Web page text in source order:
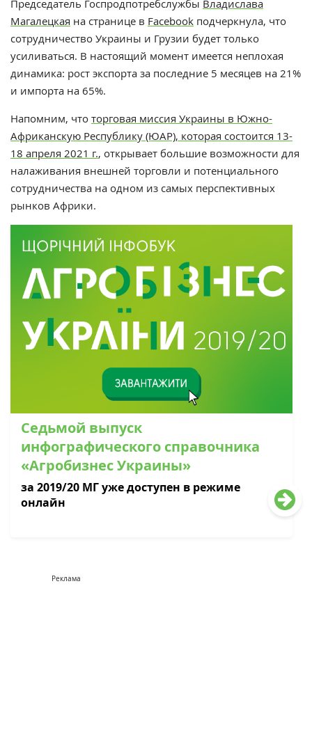
Председатель Госпродпотребслужбы Владислава
Магалецкая на странице в Facebook подчеркнула, что
сотрудничество Украины и Грузии будет только
усиливаться. В настоящий момент имеется неплохая
динамика: рост экспорта за последние 5 месяцев на 21%
и импорта на 65%.
Напомним, что торговая миссия Украины в Южно-
Африканскую Республику (ЮАР), которая состоится 13-
18 апреля 2021 г., открывает большие возможности для
налаживания внешней торговли и потенциального
сотрудничества на одном из самых перспективных
рынков Африки.
Седьмой выпуск
инфографического справочника
«Агробизнес Украины»
за 2019/20 МГ уже доступен в режиме
онлайн
Реклама